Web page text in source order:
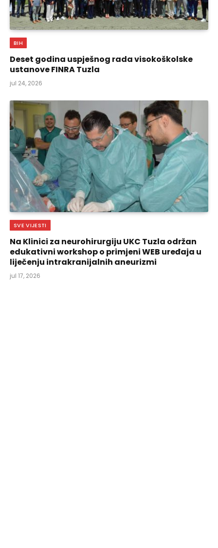
BIH
Deset godina uspješnog rada visokoškolske
ustanove FINRA Tuzla
jul 24, 2026
SVE VIJESTI
Na Klinici za neurohirurgiju UKC Tuzla održan
edukativni workshop o primjeni WEB uređaja u
liječenju intrakranijalnih aneurizmi
jul 17, 2026